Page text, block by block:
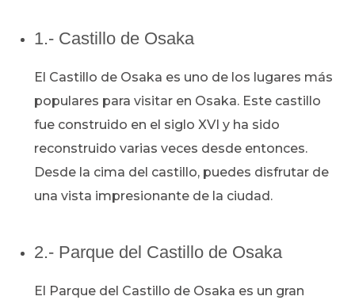
1.- Castillo de Osaka
El Castillo de Osaka es uno de los lugares más
populares para visitar en Osaka. Este castillo
fue construido en el siglo XVI y ha sido
reconstruido varias veces desde entonces.
Desde la cima del castillo, puedes disfrutar de
una vista impresionante de la ciudad.
2.- Parque del Castillo de Osaka
El Parque del Castillo de Osaka es un gran